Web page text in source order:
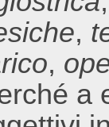
,
,
a